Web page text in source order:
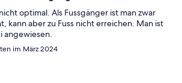
optimal. Als Fussgänger ist man zwar
kann aber zu Fuss nicht erreichen. Man ist
angewiesen.
im März 2024